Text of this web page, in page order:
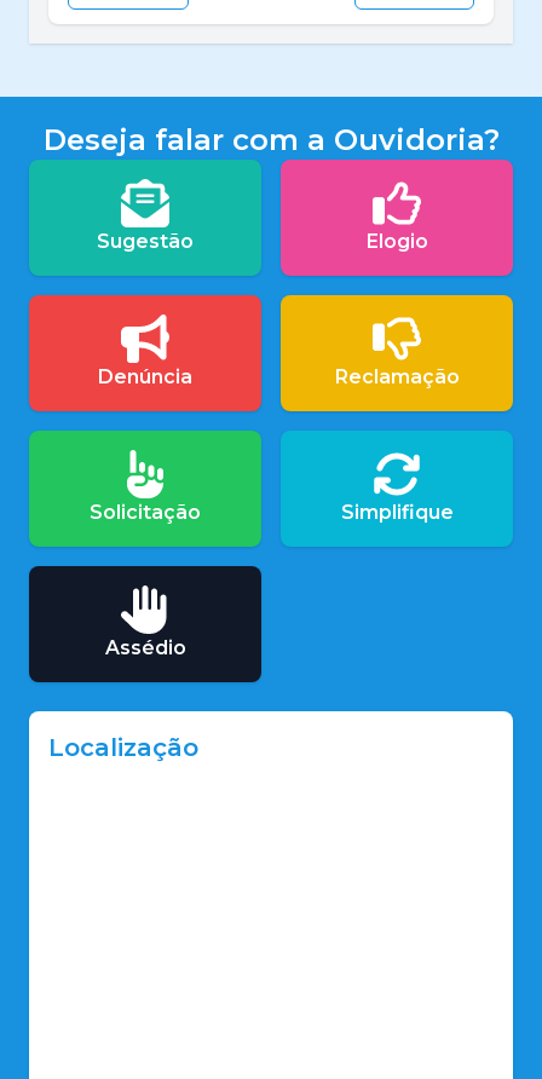
Deseja falar com a Ouvidoria?
Sugestão Elogio
Denúncia Reclamação
Solicitação Simplifique
Assédio
Localização